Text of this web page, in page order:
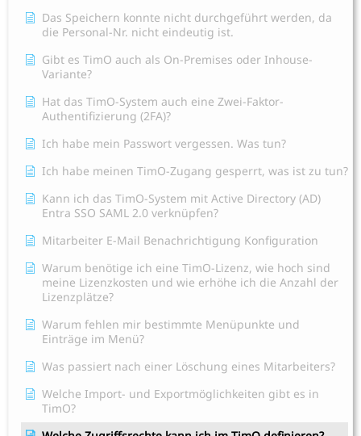
Das Speichern konnte nicht durchgeführt werden, da
die Personal-Nr. nicht eindeutig ist.
Gibt es TimO auch als On-Premises oder Inhouse-
Variante?
Hat das TimO-System auch eine Zwei-Faktor-
Authentifizierung (2FA)?
Ich habe mein Passwort vergessen. Was tun?
Ich habe meinen TimO-Zugang gesperrt, was ist zu tun?
Kann ich das TimO-System mit Active Directory (AD)
Entra SSO SAML 2.0 verknüpfen?
Mitarbeiter E-Mail Benachrichtigung Konfiguration
Warum benötige ich eine TimO-Lizenz, wie hoch sind
meine Lizenzkosten und wie erhöhe ich die Anzahl der
Lizenzplätze?
Warum fehlen mir bestimmte Menüpunkte und
Einträge im Menü?
Was passiert nach einer Löschung eines Mitarbeiters?
Welche Import- und Exportmöglichkeiten gibt es in
TimO?